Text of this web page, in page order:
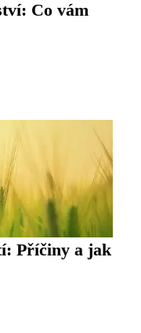
Co vám
Příčiny a jak